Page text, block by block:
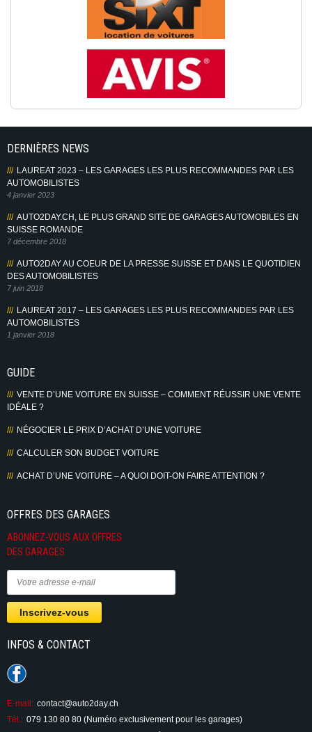
DERNIÈRES NEWS
LAUREAT 2023 – LES GARAGES LES PLUS RECOMMANDES PAR LES
AUTOMOBILISTES
4 janvier 2023
AUTO2DAY.CH, LE PLUS GRAND SITE DE GARAGES AUTOMOBILES EN
SUISSE ROMANDE
7 décembre 2018
AUTO2DAY AU COEUR DE LA PRESSE SUISSE ET DANS LE QUOTIDIEN
DES AUTOMOBILISTES
7 juin 2018
LAUREAT 2017 – LES GARAGES LES PLUS RECOMMANDES PAR LES
AUTOMOBILISTES
1 janvier 2018
GUIDE
VENTE D’UNE VOITURE EN SUISSE – COMMENT RÉUSSIR UNE VENTE
IDÉALE ?
NÉGOCIER LE PRIX D’ACHAT D’UNE VOITURE
CALCULER SON BUDGET VOITURE
ACHAT D’UNE VOITURE – A QUOI DOIT-ON FAIRE ATTENTION ?
OFFRES DES GARAGES
ABONNEZ-VOUS AUX OFFRES
DES GARAGES
INFOS & CONTACT
E-mail: contact@auto2day.ch
Tél.: 079 130 80 80 (Numéro exclusivement pour les garages)